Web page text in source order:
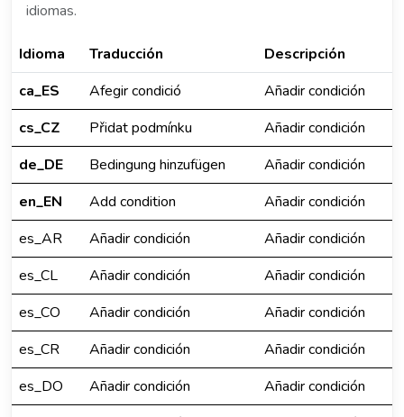
idiomas.
Idioma Traducción
Descripción
ca_ES
Afegir condició
Añadir condición
cs_CZ
Přidat podmínku
Añadir condición
de_DE
Bedingung hinzufügen
Añadir condición
en_EN
Add condition
Añadir condición
es_AR
Añadir condición
Añadir condición
es_CL
Añadir condición
Añadir condición
es_CO
Añadir condición
Añadir condición
es_CR
Añadir condición
Añadir condición
es_DO
Añadir condición
Añadir condición